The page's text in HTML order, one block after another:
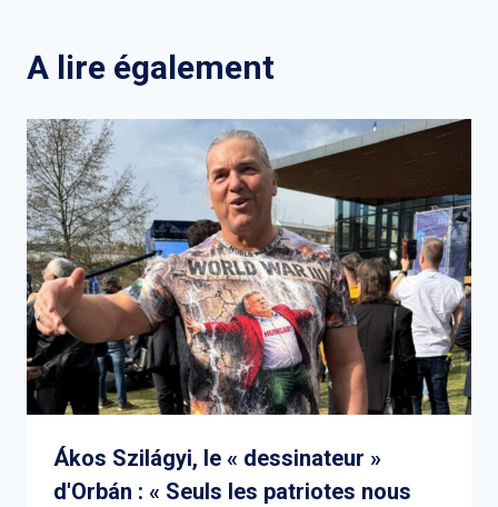
A lire également
Ákos Szilágyi, le « dessinateur »
d'Orbán : « Seuls les patriotes nous